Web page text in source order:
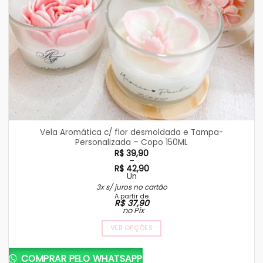
Vela Aromática c/ flor desmoldada e Tampa-
Personalizada – Copo 150ML
R$ 39,90
–
R$42,90
Faixa
de
preço:
R$ 39,90
através
R$ 42,90
Un
3x s/ juros no cartão
A partir de
R$37,90
no Pix
VER OPÇÕES
produto
COMPRAR PELO WHATSAPP